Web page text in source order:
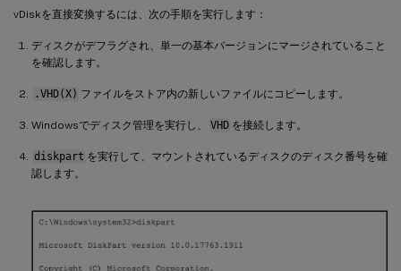
vDiskを直接変換するには、次の手順を実行します：
ディスクがデフラグされ、単一の基本バージョンにマージされていること
を確認します。
.VHD(X) ファイルをストア内の新しいファイルにコピーします。
Windowsでディスク管理を実行し、 VHD を接続します。
diskpart を実行して、マウントされているディスクのディスク番号を確
認します。